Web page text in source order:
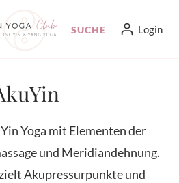
SUCHE Login
Yoga mit Elementen der
und Meridiandehnung.
Akupressurpunkte und